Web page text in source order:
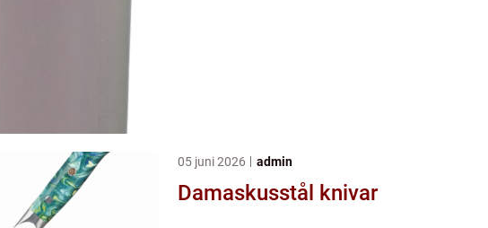
05 juni 2026 admin
Damaskusstål knivar